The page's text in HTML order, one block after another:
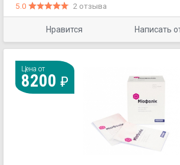
дефицита витаминов и минеральных
Повышенные физические и
Период выздоровления после
или тяжело протекающих
назначении антибиотикотерапии.
5.0 2 отзыва
Нравится Написать
Цена от
8200